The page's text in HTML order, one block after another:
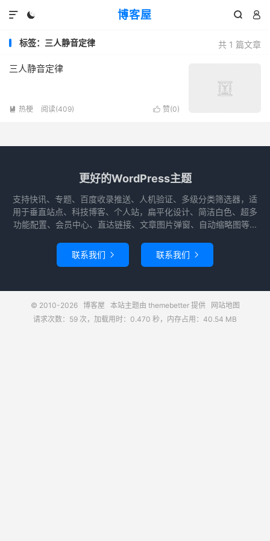
博客屋
  

共 1 篇文章
标签：三人静音定律
三人静音定律
 赞(0)
 热梗 阅读(409)
更好的WordPress主题
支持快讯、专题、百度收录推送、人机验证、多级分类筛选器，适
用于垂直站点、科技博客、个人站，扁平化设计、简洁白色、超多
功能配置、会员中心、直达链接、文章图片弹窗、自动缩略图等...
联系我们  联系我们 
© 2010-2026 博客屋 本站主题由 themebetter提供
网站地图
请求次数：59 次，加载用时：0.470 秒，内存占用：40.54 MB